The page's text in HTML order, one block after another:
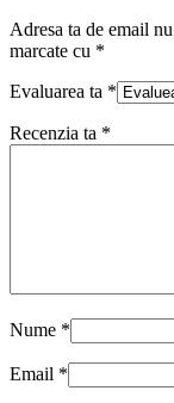
Adresa ta de email
marcate cu *
Evaluarea ta *
Recenzia ta *
Nume *
Email *